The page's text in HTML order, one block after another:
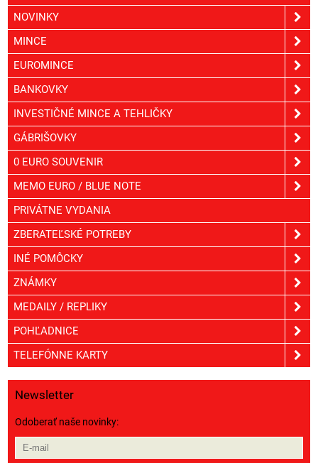
NOVINKY
MINCE
EUROMINCE
BANKOVKY
INVESTIČNÉ MINCE A TEHLIČKY
GÁBRIŠOVKY
0 EURO SOUVENIR
MEMO EURO / BLUE NOTE
PRIVÁTNE VYDANIA
ZBERATEĽSKÉ POTREBY
INÉ POMÔCKY
ZNÁMKY
MEDAILY / REPLIKY
POHĽADNICE
TELEFÓNNE KARTY
Newsletter
Odoberať naše novinky: